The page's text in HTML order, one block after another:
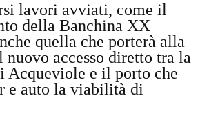
lavori avviati, come il
della Banchina XX
quella che porterà alla
nuovo accesso diretto tra la
Acqueviole e il porto che
e auto la viabilità di